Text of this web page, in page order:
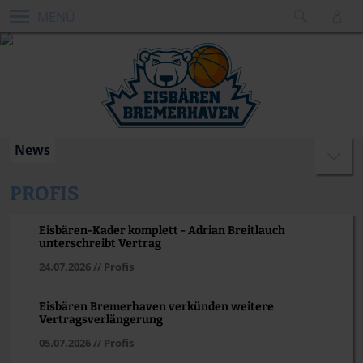
News
PROFIS
Eisbären-Kader komplett - Adrian Breitlauch
unterschreibt Vertrag
24.07.2026 // Profis
Eisbären Bremerhaven verkünden weitere
Vertragsverlängerung
05.07.2026 // Profis